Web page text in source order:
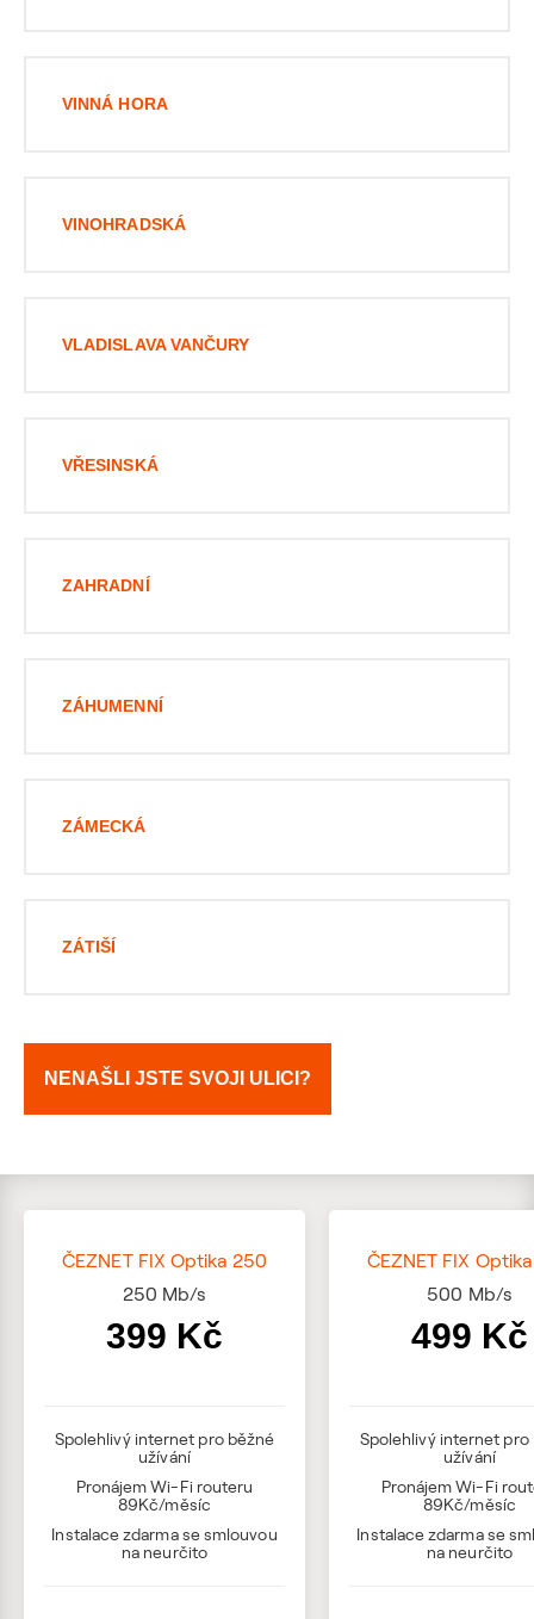
VINNÁ HORA
VINOHRADSKÁ
VLADISLAVA VANČURY
VŘESINSKÁ
ZAHRADNÍ
ZÁHUMENNÍ
ZÁMECKÁ
ZÁTIŠÍ
NENAŠLI JSTE SVOJI ULICI?
ČEZNET FIX Optika 250
250 Mb/s
399 Kč
Spolehlivý internet pro běžné
užívání
Pronájem Wi-Fi routeru
89Kč/měsíc
Instalace zdarma se smlouvou
na neurčito
ČEZNET FIX
500 Mb/s
499 Kč
Spolehlivý internet pro
užívání
Pronájem Wi-Fi
89Kč/měsíc
Instalace zdarma se
na neurčito